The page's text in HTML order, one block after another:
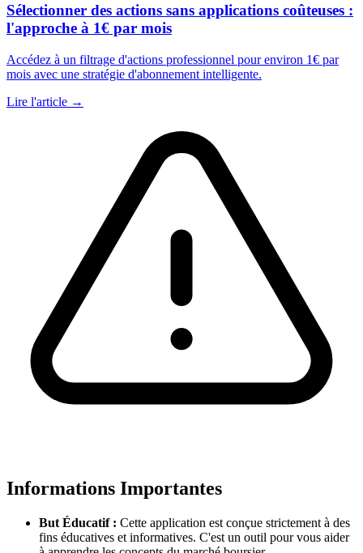
Sélectionner des actions sans applications coûteuses :
l'approche à 1€ par mois
Accédez à un filtrage d'actions professionnel pour environ 1€ par
mois avec une stratégie d'abonnement intelligente.
Lire l'article →
Informations Importantes
But Éducatif : Cette application est conçue strictement à des
fins éducatives et informatives. C'est un outil pour vous aider